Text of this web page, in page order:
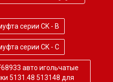
серии CK - B
серии CK - C
авто игольчатые
5131.48 513148 для